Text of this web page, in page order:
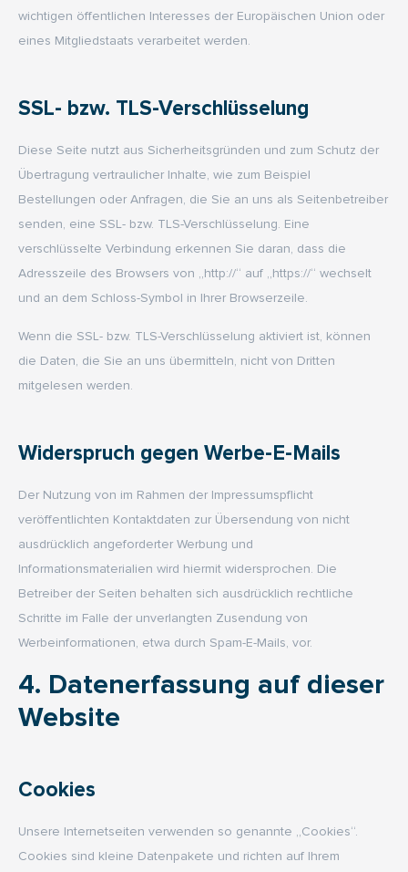
wichtigen öffentlichen Interesses der Europäischen Union oder
eines Mitgliedstaats verarbeitet werden.
SSL- bzw. TLS-Verschlüsselung
Diese Seite nutzt aus Sicherheitsgründen und zum Schutz der
Übertragung vertraulicher Inhalte, wie zum Beispiel
Bestellungen oder Anfragen, die Sie an uns als Seitenbetreiber
senden, eine SSL- bzw. TLS-Verschlüsselung. Eine
verschlüsselte Verbindung erkennen Sie daran, dass die
Adresszeile des Browsers von „http://“ auf „https://“ wechselt
und an dem Schloss-Symbol in Ihrer Browserzeile.
Wenn die SSL- bzw. TLS-Verschlüsselung aktiviert ist, können
die Daten, die Sie an uns übermitteln, nicht von Dritten
mitgelesen werden.
Widerspruch gegen Werbe-E-Mails
Der Nutzung von im Rahmen der Impressumspflicht
veröffentlichten Kontaktdaten zur Übersendung von nicht
ausdrücklich angeforderter Werbung und
Informationsmaterialien wird hiermit widersprochen. Die
Betreiber der Seiten behalten sich ausdrücklich rechtliche
Schritte im Falle der unverlangten Zusendung von
Werbeinformationen, etwa durch Spam-E-Mails, vor.
4. Datenerfassung auf dieser
Website
Cookies
Unsere Internetseiten verwenden so genannte „Cookies“.
Cookies sind kleine Datenpakete und richten auf Ihrem